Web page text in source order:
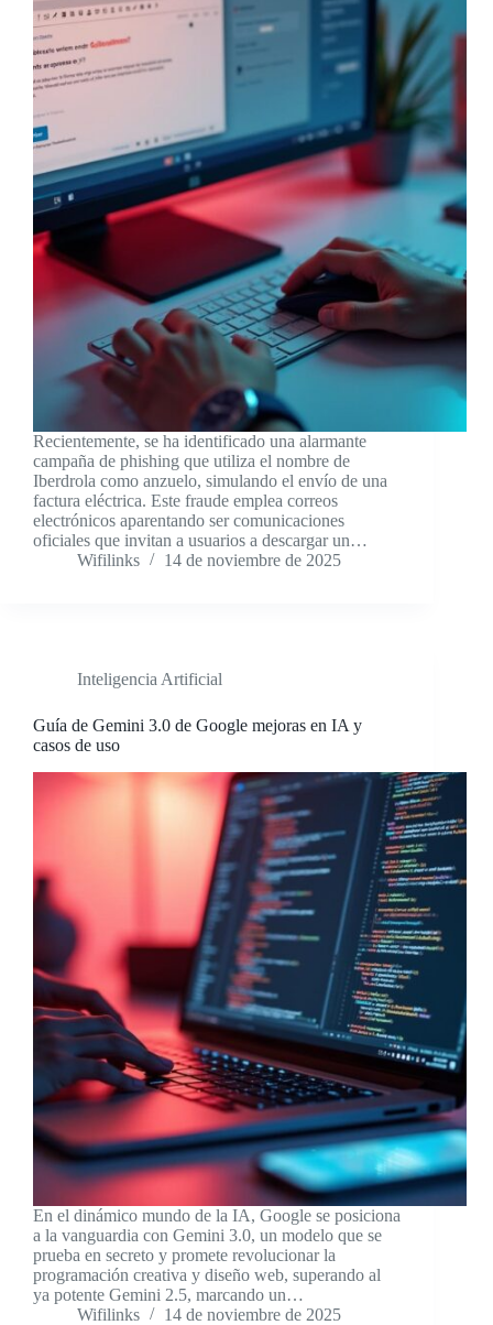
Recientemente, se ha identificado una alarmante
campaña de phishing que utiliza el nombre de
Iberdrola como anzuelo, simulando el envío de una
factura eléctrica. Este fraude emplea correos
electrónicos aparentando ser comunicaciones
oficiales que invitan a usuarios a descargar un…
Wifilinks
14 de noviembre de 2025
Inteligencia Artificial
Guía de Gemini 3.0 de Google mejoras en IA y
casos de uso
En el dinámico mundo de la IA, Google se posiciona
a la vanguardia con Gemini 3.0, un modelo que se
prueba en secreto y promete revolucionar la
programación creativa y diseño web, superando al
ya potente Gemini 2.5, marcando un…
Wifilinks
14 de noviembre de 2025